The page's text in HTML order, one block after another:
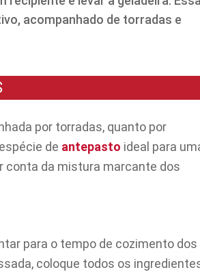
acompanhado de torradas e
por torradas, quanto por
de antepasto ideal para
conta da mistura marcante dos
para o tempo de cozimento dos
coloque todos os